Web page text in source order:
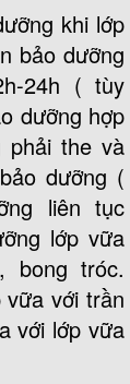
khi lớp
bảo dưỡng
24h ( tùy
dưỡng hợp
phải the và
dưỡng (
liên tục
lớp vữa
bong tróc.
với trần
với lớp vữa